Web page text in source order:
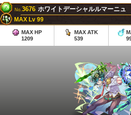
No.3676 ホワイトデーシャルルマーニュ
MAX Lv 99
MAX HP
1209
MAX ATK
539